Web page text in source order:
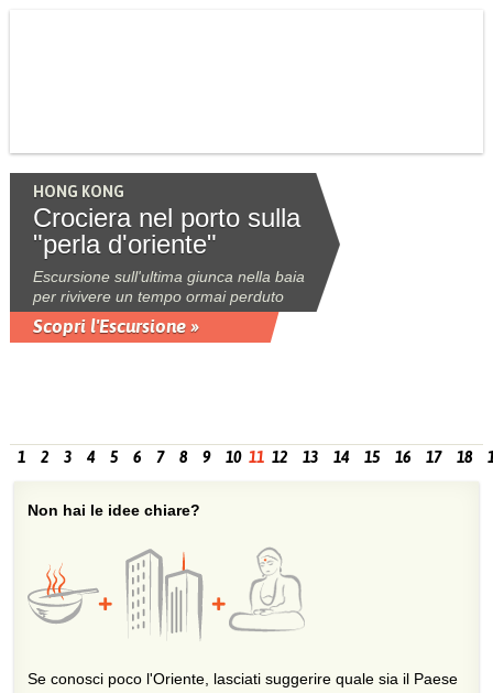
HONG KONG
Crociera nel porto sulla
"perla d'oriente"
Escursione sull'ultima giunca nella baia
per rivivere un tempo ormai perduto
Scopri l'Escursione »
1 2 3 4 5 6 7 8 9 10 11 12 13 14 15 16 17 18
Non hai le idee chiare?
Se conosci poco l'Oriente, lasciati suggerire quale sia il Paese